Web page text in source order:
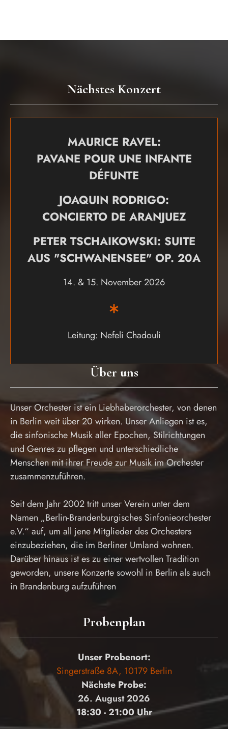
Über uns
Unser Orchester ist ein Liebhaberorchester, von denen
in Berlin weit über 20 wirken. Unser Anliegen ist es,
die sinfonische Musik aller Epochen, Stilrichtungen
und Genres zu pflegen und unterschiedliche
Menschen mit ihrer Freude zur Musik im Orchester
zusammenzuführen.
Seit dem Jahr 2002 tritt unser Verein unter dem
Namen „Berlin-Brandenburgisches Sinfonieorchester
e.V.“ auf, um all jene Mitglieder des Orchesters
einzubeziehen, die im Berliner Umland wohnen.
Darüber hinaus ist es zu einer wertvollen Tradition
geworden, unsere Konzerte sowohl in Berlin als auch
in Brandenburg aufzuführen
Probenplan
Unser Probenort:
Singerstraße 8A, 10179 Berlin
Nächste Probe:
26. August 2026
18:30 - 21:00 Uhr
Nächstes Konzert
MAURICE RAVEL:
PAVANE POUR UNE INFANTE
DÉFUNTE
JOAQUIN RODRIGO:
CONCIERTO DE ARANJUEZ
PETER TSCHAIKOWSKI: SUITE
AUS "SCHWANENSEE" OP. 20A
14. & 15. November 2026
Leitung: Nefeli Chadouli